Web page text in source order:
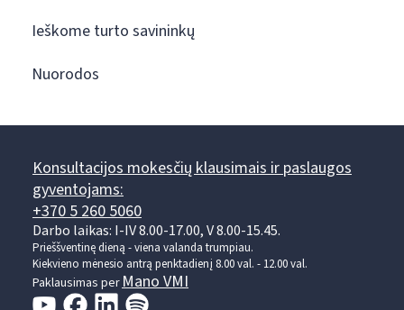
Ieškome turto savininkų
Nuorodos
Konsultacijos mokesčių klausimais ir paslaugos
gyventojams:
+370 5 260 5060
Darbo laikas: I-IV 8.00-17.00, V 8.00-15.45.
Prieššventinę dieną - viena valanda trumpiau.
Kiekvieno mėnesio antrą penktadienį 8.00 val. - 12.00 val.
Paklausimas per Mano VMI